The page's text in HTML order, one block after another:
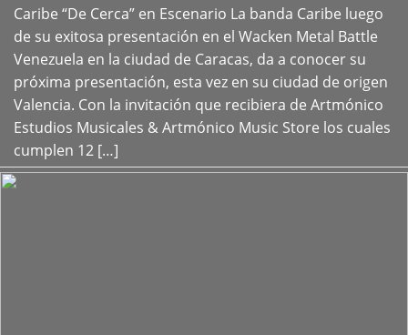
Caribe “De Cerca” en Escenario La banda Caribe luego
de su exitosa presentación en el Wacken Metal Battle
Venezuela en la ciudad de Caracas, da a conocer su
próxima presentación, esta vez en su ciudad de origen
Valencia. Con la invitación que recibiera de Artmónico
Estudios Musicales & Artmónico Music Store los cuales
cumplen 12 […]
+